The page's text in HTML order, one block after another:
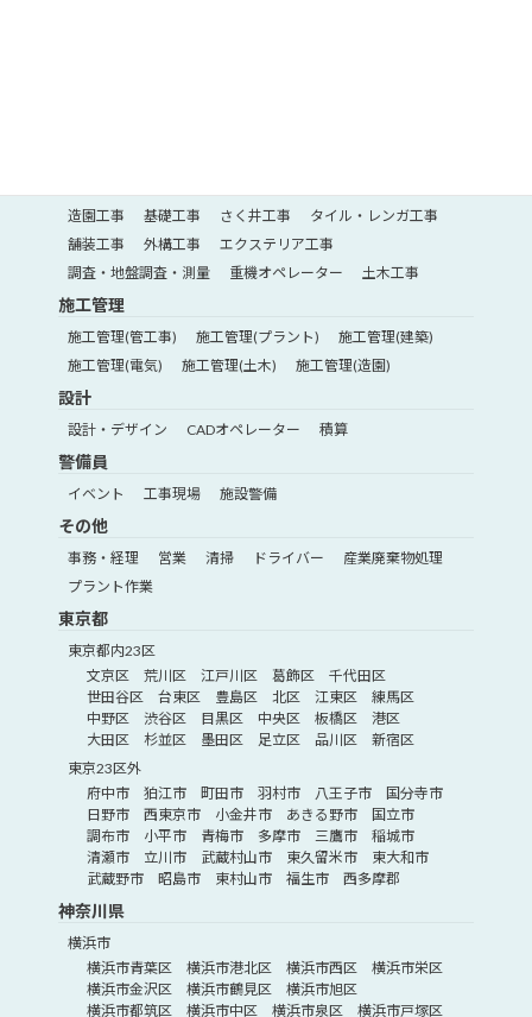
造園工事 基礎工事 さく井工事
タイル・レンガ工事
舗装工事
外構工事
エクステリア工事
調査・地盤調査・測量
重機オペレーター 土木工事
施工管理
施工管理(管工事) 施工管理(プラント)
施工管理(建築)
施工管理(電気)
施工管理(土木) 施工管理(造園)
設計
設計・デザイン CADオペレーター 積算
警備員
イベント 工事現場 施設警備
その他
事務・経理 営業 清掃 ドライバー
産業廃棄物処理
プラント作業
東京都
東京都内23区
文京区
荒川区 江戸川区 葛飾区
千代田区
世田谷区
台東区 豊島区 北区 江東区
練馬区
中野区
渋谷区 目黒区 中央区 板橋区
港区
大田区
杉並区 墨田区 足立区 品川区
新宿区
東京23区外
府中市
狛江市 町田市 羽村市 八王子市
国分寺市
日野市
西東京市 小金井市 あきる野市
国立市
調布市
小平市 青梅市 多摩市 三鷹市
稲城市
清瀬市
立川市 武蔵村山市 東久留米市
東大和市
武蔵野市
昭島市 東村山市 福生市 西多摩郡
神奈川県
横浜市
横浜市青葉区
横浜市港北区 横浜市西区
横浜市栄区
横浜市金沢区
横浜市鶴見区
横浜市旭区
横浜市都筑区
横浜市中区 横浜市泉区
横浜市戸塚区